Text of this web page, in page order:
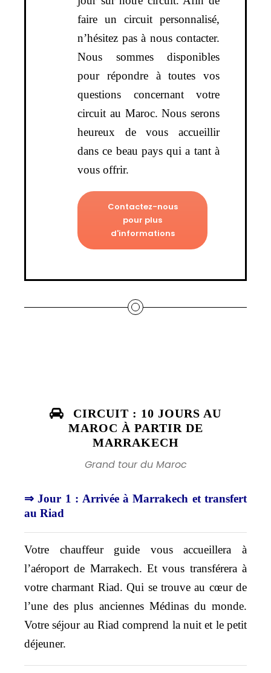
faire un circuit personnalisé,
n’hésitez pas à nous contacter.
Nous sommes disponibles
pour répondre à toutes vos
questions concernant votre
circuit au Maroc. Nous serons
heureux de vous accueillir
dans ce beau pays qui a tant à
vous offrir.
Contactez-nous
pour plus
d'informations
CIRCUIT : 10 JOURS AU
MAROC À PARTIR DE
MARRAKECH
Grand tour du Maroc
⇒ Jour 1 : Arrivée à Marrakech et transfert
au Riad
Votre chauffeur guide vous accueillera à
l’aéroport de Marrakech. Et vous transférera à
votre charmant Riad. Qui se trouve au cœur de
l’une des plus anciennes Médinas du monde.
Votre séjour au Riad comprend la nuit et le petit
déjeuner.